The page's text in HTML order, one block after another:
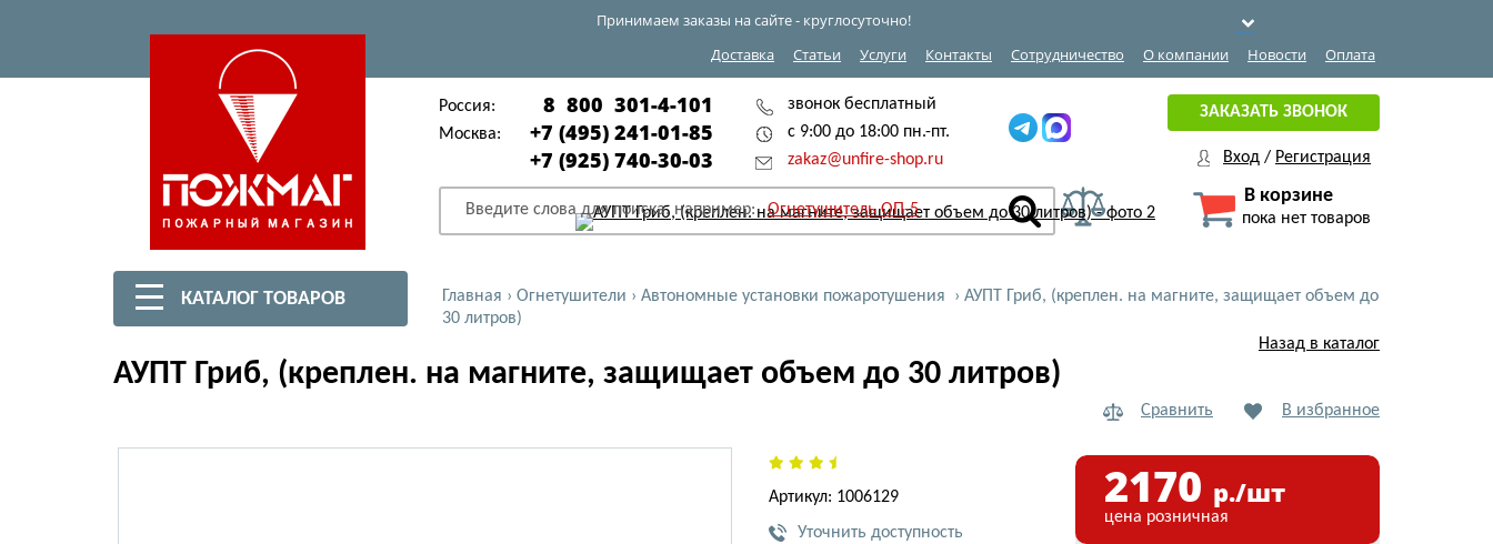
Принимаем заказы на сайте - круглосуточно!
Доставка
Статьи Услуги Контакты Сотрудничество О компании Новости Оплата
Россия: 8 800 301-4-101
Москва:
+7 (495) 241-01-85
+7 (925) 740-30-03
звонок бесплатный
с 9:00 до 18:00 пн.-пт.
zakaz@unfire-shop.ru
Введите слова для поиска, например: Огнетушитель ОП-5
ЗАКАЗАТЬ ЗВОНОК
Вход / Регистрация
В корзине
пока нет товаров
КАТАЛОГ ТОВАРОВ Главная › Огнетушители › Автономные установки пожаротушения › АУПТ Гриб, (креплен. на магните, защищает объем до
30 литров)
АУПТ Гриб, (креплен. на магните, защищает объем до 30 литров)
Назад в каталог
Сравнить В избранное
Артикул: 1006129
Уточнить доступность
2170 р./шт
цена розничная